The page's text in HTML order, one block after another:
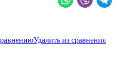
Удалить из сравнения